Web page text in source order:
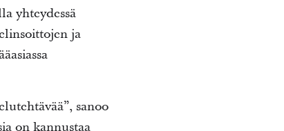
yhteydessä
ja
sanoo
on kannustaa